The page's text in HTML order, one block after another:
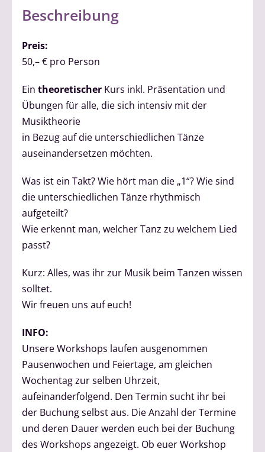
Beschreibung
Preis:
50,– € pro Person
Eintheoretischer Kurs inkl. Präsentation und
Übungen für alle, die sich intensiv mit der
Musiktheorie
in Bezug auf die unterschiedlichen Tänze
auseinandersetzen möchten.
Was ist ein Takt? Wie hört man die „1“? Wie sind
die unterschiedlichen Tänze rhythmisch
aufgeteilt?
Wie erkennt man, welcher Tanz zu welchem Lied
passt?
Kurz: Alles, was ihr zur Musik beim Tanzen wissen
solltet.
Wir freuen uns auf euch!
INFO:
Unsere Workshops laufen ausgenommen
Pausenwochen und Feiertage, am gleichen
Wochentag zur selben Uhrzeit,
aufeinanderfolgend. Den Termin sucht ihr bei
der Buchung selbst aus. Die Anzahl der Termine
und deren Dauer werden euch bei der Buchung
des Workshops angezeigt. Ob euer Workshop